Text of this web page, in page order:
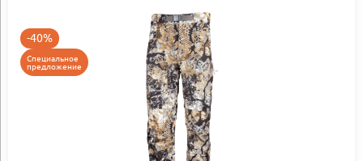
-40%
Специальное
предложение